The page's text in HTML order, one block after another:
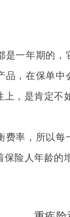
是一年期的
，在保单
，是肯定不
费率，所以
险人年龄的